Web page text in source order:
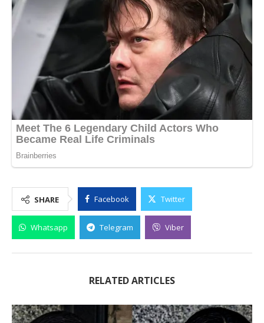
SHARE Facebook Twitter
Whatsapp Telegram Viber
RELATED ARTICLES